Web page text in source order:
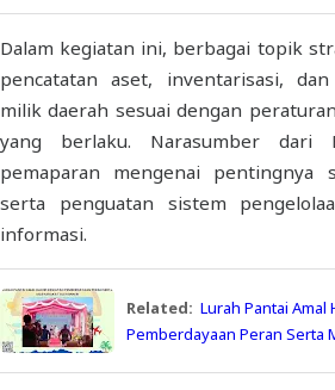
Dalam kegiatan ini, berbagai topik
pencatatan aset, inventarisasi,
milik daerah sesuai dengan
yang berlaku. Narasumber dari
pemaparan mengenai pentingnya
serta penguatan sistem
informasi.
Related: Lurah Pantai Amal
Pemberdayaan Peran Serta